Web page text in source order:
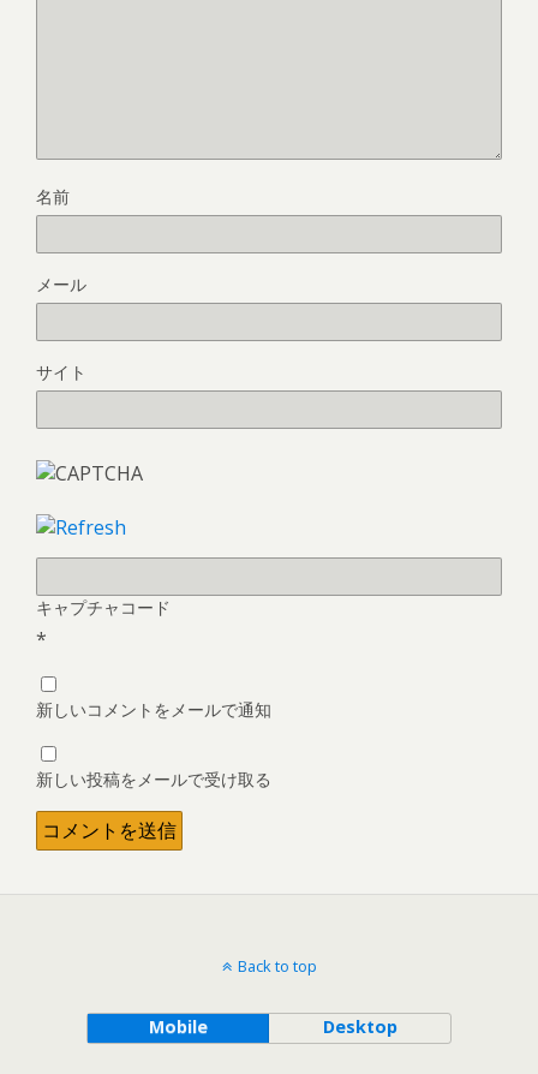
名前
メール
サイト
キャプチャコード
*
新しいコメントをメールで通知
新しい投稿をメールで受け取る
Back to top
Mobile Desktop